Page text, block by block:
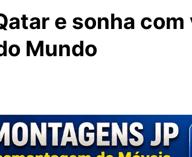
e sonha
Mundo